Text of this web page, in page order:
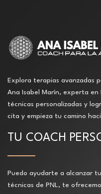
Explora terapias avanzadas
Ana Isabel Marín, experta
técnicas personalizadas y
cita y empieza tu camino
TU COACH
Puedo ayudarte a alcanzar
técnicas de PNL, te